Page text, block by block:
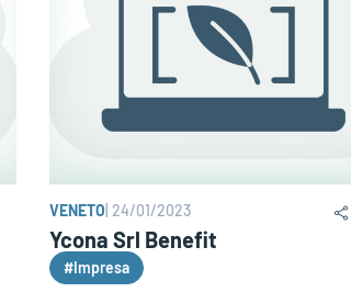
VENETO 24/01/2023
Ycona Srl Benefit
#Impresa